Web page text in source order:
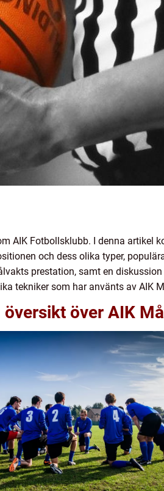
AIK Fotbollsklubb. I denna artikel
och dess olika typer,
prestation, samt en
tekniker som har använts av AIK
över AIK